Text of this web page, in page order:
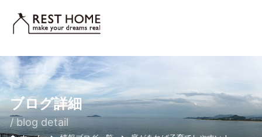
ブログ詳細
/ blog detail